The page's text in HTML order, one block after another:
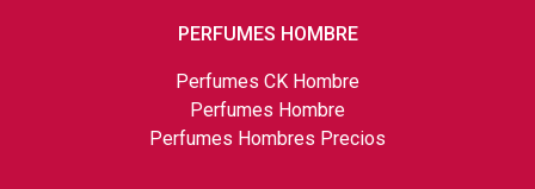
PERFUMES HOMBRE
Perfumes CK Hombre
Perfumes Hombre
Perfumes Hombres Precios